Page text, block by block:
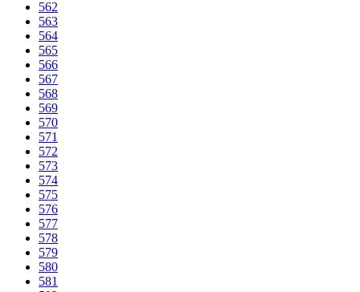
562
563
564
565
566
567
568
569
570
571
572
573
574
575
576
577
578
579
580
581